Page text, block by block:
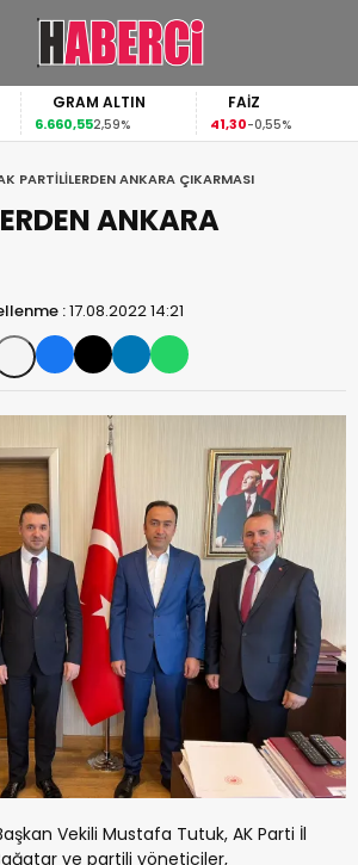
GRAM ALTIN
6.660,552,59%
FAİZ
41,30-0,55%
PARTİLİLERDEN ANKARA ÇIKARMASI
ANKARA
:17.08.2022 14:21
Vekili Mustafa Tutuk, AK Parti İl
ve partili yöneticiler,